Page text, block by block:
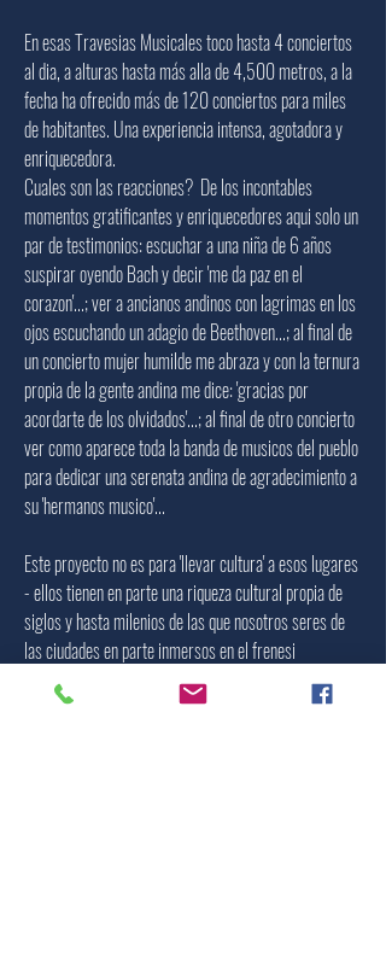
En esas Travesias Musicales toco hasta 4 conciertos
al dia, a alturas hasta más alla de 4,500 metros, a la
fecha ha ofrecido más de 120 conciertos para miles
de habitantes. Una experiencia intensa, agotadora y
enriquecedora.
Cuales son las reacciones? De los incontables
momentos gratificantes y enriquecedores aqui solo un
par de testimonios: escuchar a una niña de 6 años
suspirar oyendo Bach y decir 'me da paz en el
corazon'...; ver a ancianos andinos con lagrimas en los
ojos escuchando un adagio de Beethoven...; al final de
un concierto mujer humilde me abraza y con la ternura
propia de la gente andina me dice: 'gracias por
acordarte de los olvidados'...; al final de otro concierto
ver como aparece toda la banda de musicos del pueblo
para dedicar una serenata andina de agradecimiento a
su 'hermanos musico'...
Este proyecto no es para 'llevar cultura' a esos lugares
- ellos tienen en parte una riqueza cultural propia de
siglos y hasta milenios de las que nosotros seres de
las ciudades en parte inmersos en el frenesi
postmoderno y materialista vaciado de sentido
trascendente podriamos aprender! - el objetivo no es